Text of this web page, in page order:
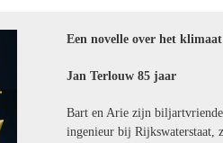
Een novelle over het klimaat
Jan Terlouw 85 jaar
Bart en Arie zijn
ingenieur bij Rijkswaterstaat,